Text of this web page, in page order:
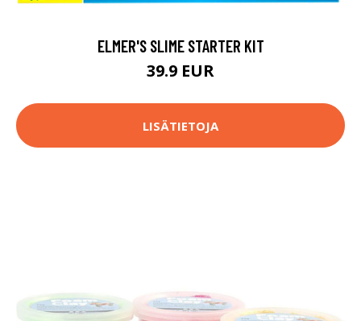
ELMER'S SLIME STARTER KIT
39.9 EUR
LISÄTIETOJA